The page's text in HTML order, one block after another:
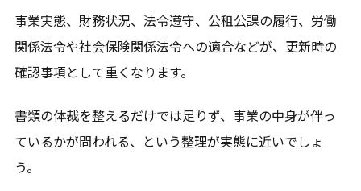
事業実態、財務状況、法令遵守、公租公課の履行、労働
関係法令や社会保険関係法令への適合などが、更新時の
確認事項として重くなります。
書類の体裁を整えるだけでは足りず、事業の中身が伴っ
ているかが問われる、という整理が実態に近いでしょ
う。